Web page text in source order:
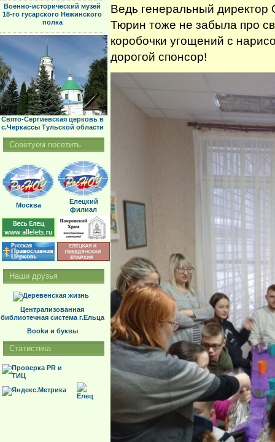
Ведь генеральный
Тюрин тоже не забыла про
коробочки угощений с
дорогой спонсор!
Военно-исторический музей
18-го гусарского Нежинского
полка
Свято-Сергиевская церковь в
с.Черкассы Тульской области
Советуем посетить
Москва
Елецкий
филиал
Наши друзья
Централизованная
библиотечная система г.Ельца
Bookи и буквы
Статистика